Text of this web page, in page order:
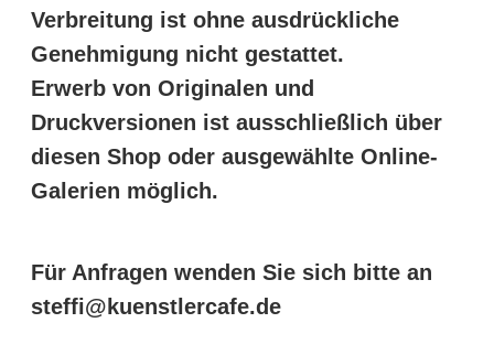
Verbreitung ist ohne ausdrückliche
Genehmigung nicht gestattet.
Erwerb von Originalen und
Druckversionen ist ausschließlich über
diesen Shop oder ausgewählte Online-
Galerien möglich.
Für Anfragen wenden Sie sich bitte an
steffi@kuenstlercafe.de